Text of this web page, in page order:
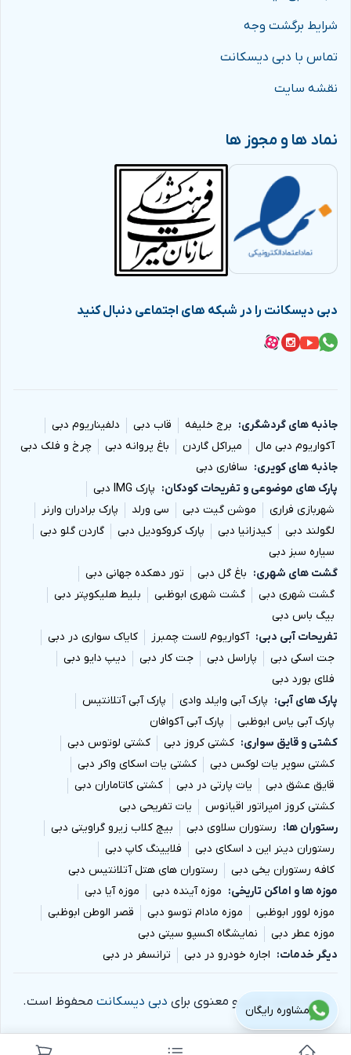
تهیه کرده و از خدمات باکیفیت، تخفیف‌های ویژه و
پشتیبانی فارسی‌زبان بهره‌مند شوید.
دبی دیسکانتسایت ایرانی و معتبر، آماده ارائه خدمات
ویزا و فروش انواع
ارائه خدماتی ارزنده و با کیفیت است تا شما سفری راحت
و خاطره انگیز را تجربه نمایید.
شرایط برگشت وجه
تماس با دبی دیسکانت
نقشه سایت
نماد ها و مجوز ها
دبی دیسکانت را در شبکه های اجتماعی دنبال کنید
جاذبه های گردشگری برج خلیفه قاب دبی
دلفیناریوم دبی
آکواریوم دبی مال
میراکل گاردن باغ پروانه دبی
چرخ و فلک دبی
جاذبه های کویری
سافاری دبی
پارک های موضوعی و تفریحات کودکان
پارک IMG دبی
شهربازی فراری
موشن گیت دبی سی ورلد
پارک برادران وارنر
لگولند دبی
کیدزانیا دبی پارک کروکودیل دبی
گاردن گلو دبی
سیاره سبز دبی
گشت های شهری
باغ گل دبی
تور دهکده جهانی دبی
گشت شهری دبی
گشت شهری ابوظبی
بلیط هلیکوپتر دبی
بیگ باس دبی
تفریحات آبی دبی
آکواریوم لاست چمبرز
کایاک سواری در دبی
جت اسکی دبی
پاراسل دبی جت کار دبی
دیپ دایو دبی
فلای بورد دبی
پارک های آبی
پارک آبی وایلد وادی
پارک آبی آتلانتیس
پارک آبی یاس ابوظبی
پارک آبی آکوافان
کشتی و قایق سواری
کشتی کروز دبی
کشتی لوتوس دبی
کشتی سوپر یات لوکس دبی
کشتی یات اسکای واکر دبی
قایق عشق دبی
یات پارتی در دبی
کشتی کاتاماران دبی
کشتی کروز امپراتور اقیانوس
یات تفریحی دبی
رستوران ها
رستوران سلاوی دبی
بیچ کلاب زیرو گراویتی دبی
رستوران دینر این د اسکای دبی
فلایینگ کاپ دبی
کافه رستوران یخی دبی
رستوران های هتل آتلانتیس دبی
موزه ها و اماکن تاریخی
موزه آینده دبی
موزه آیا دبی
موزه لوور ابوظبی
موزه مادام توسو دبی
قصر الوطن ابوظبی
موزه عطر دبی
نمایشگاه اکسپو سیتی دبی
دیگر خدمات
اجاره خودرو در دبی ترانسفر در دبی
تمام حقوق مادی و معنوی برای دبی دیسکانت محفوظ است.
مشاوره رایگان